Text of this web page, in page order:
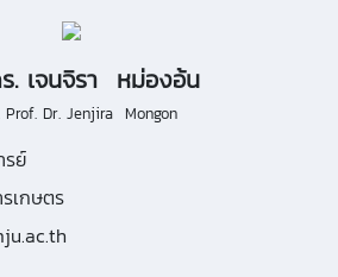
. เจนจิรา หม่องอ้น
Prof. Dr. Jenjira Mongon
รย์
เกษตร